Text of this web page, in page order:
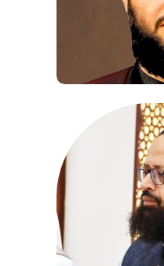
Molana
Vice